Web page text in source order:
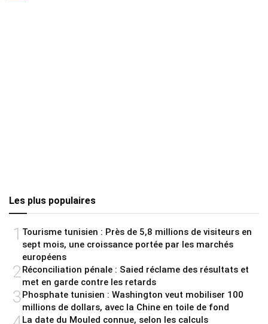
Les plus populaires
1 Tourisme tunisien : Près de 5,8 millions de visiteurs en
sept mois, une croissance portée par les marchés
européens
2 Réconciliation pénale : Saied réclame des résultats et
met en garde contre les retards
3Phosphate tunisien : Washington veut mobiliser 100
millions de dollars, avec la Chine en toile de fond
La date du Mouled connue, selon les calculs